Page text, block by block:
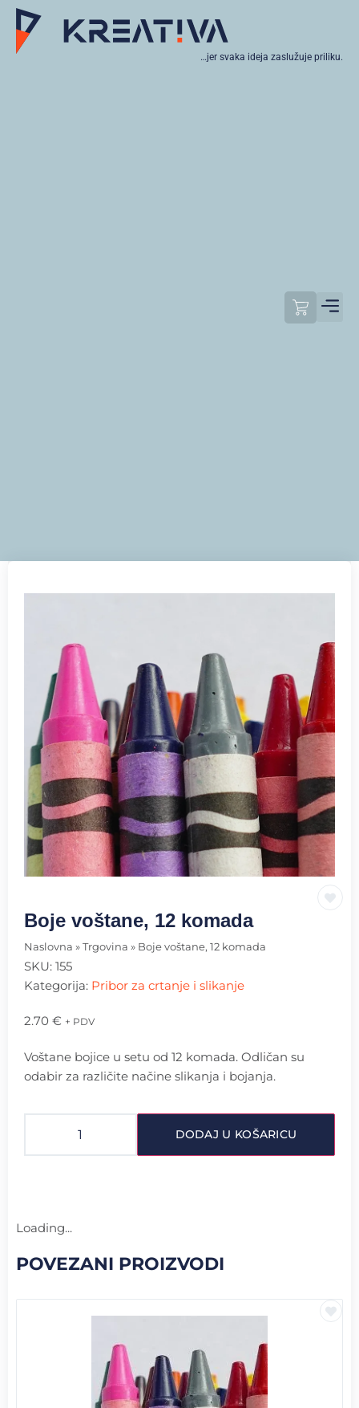
…jer svaka ideja zaslužuje priliku.
Boje voštane, 12 komada
Naslovna » Trgovina » Boje voštane, 12 komada
SKU: 155
Kategorija: Pribor za crtanje i slikanje
2.70 € + PDV
Voštane bojice u setu od 12 komada. Odličan su
odabir za različite načine slikanja i bojanja.
DODAJ U KOŠARICU
Loading...
POVEZANI PROIZVODI